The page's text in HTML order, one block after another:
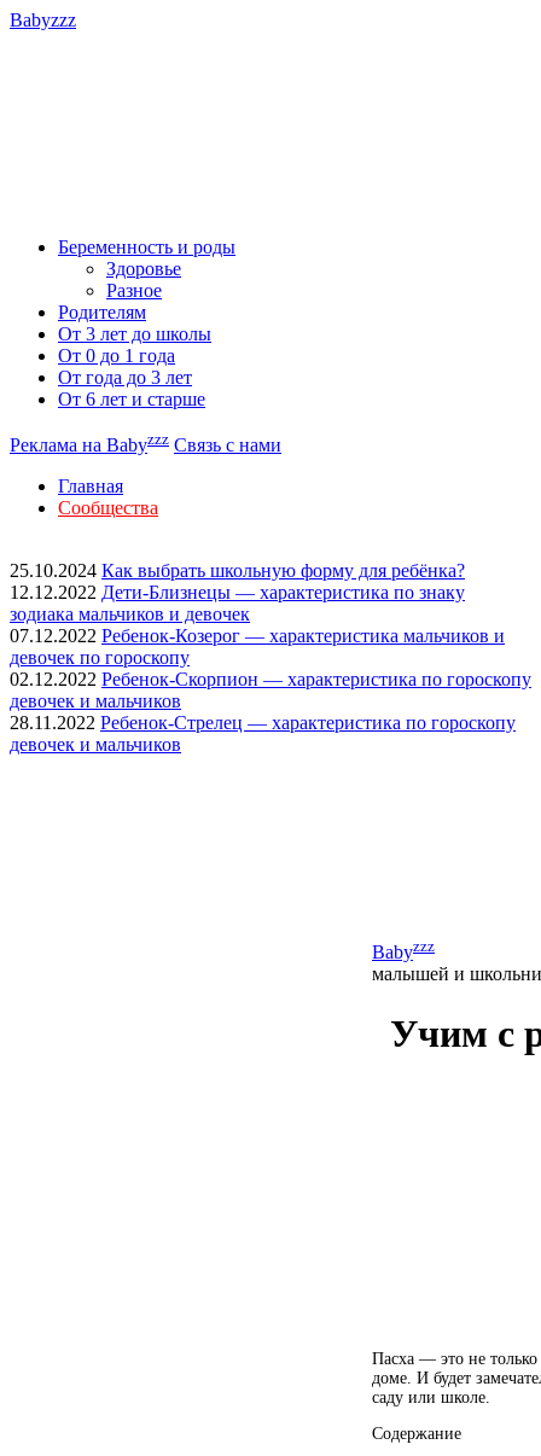
Babyzzz
Беременность и роды
Здоровье
Разное
Родителям
От 3 лет до школы
От 0 до 1 года
От года до 3 лет
От 6 лет и старше
Реклама на Babyzzz Связь с нами
Главная
Сообщества
25.10.2024 Как выбрать школьную форму для ребёнка?
12.12.2022 Дети-Близнецы — характеристика по знаку
зодиака мальчиков и девочек
07.12.2022 Ребенок-Козерог — характеристика мальчиков и
девочек по гороскопу
02.12.2022 Ребенок-Скорпион — характеристика по гороскопу
девочек и мальчиков
28.11.2022 Ребенок-Стрелец — характеристика по гороскопу
девочек и мальчиков
Babyzzz
малышей и
Учим с
Пасха — это не
доме. И будет
саду или школе.
Содержание